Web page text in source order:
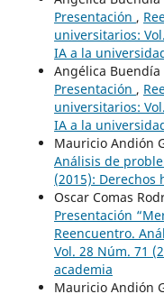
Presentación ,
universitarios:
IA a la
Angélica Buendía
Presentación ,
universitarios:
IA a la
Mauricio Andión
Análisis de
(2015):
Oscar Comas
Presentación
Reencuentro.
Vol. 28 Núm. 71
academia
Mauricio Andión